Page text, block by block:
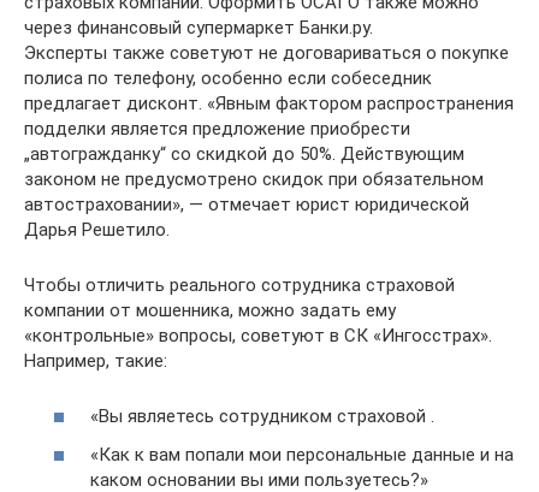
через финансовый супермаркет Банки.ру.
Эксперты также советуют не договариваться о покупке
полиса по телефону, особенно если собеседник
предлагает дисконт. «Явным фактором распространения
подделки является предложение приобрести
„автогражданку“ со скидкой до 50%. Действующим
законом не предусмотрено скидок при обязательном
автостраховании», — отмечает юрист юридической
Дарья Решетило.
Чтобы отличить реального сотрудника страховой
компании от мошенника, можно задать ему
«контрольные» вопросы, советуют в СК «Ингосстрах».
Например, такие:
«Вы являетесь сотрудником страховой .
«Как к вам попали мои персональные данные и на
каком основании вы ими пользуетесь?»